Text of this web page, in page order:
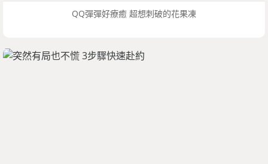
QQ彈彈好療癒 超想刺破的花果凍